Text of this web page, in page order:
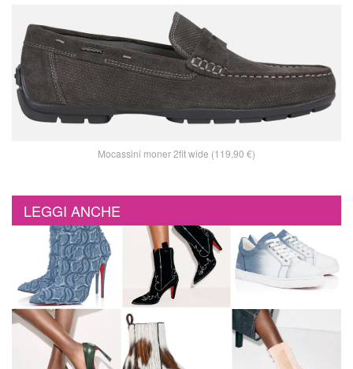
Mocassini moner 2fit wide (119,90 €)
LEGGI ANCHE